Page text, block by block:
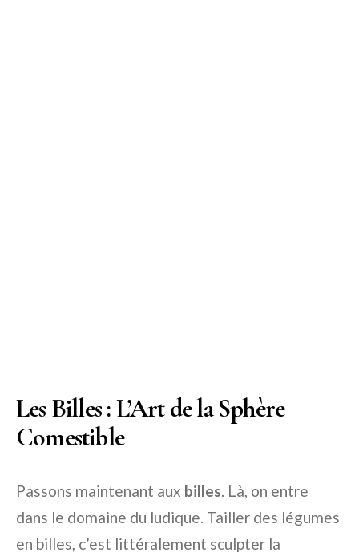
Les Billes : L’Art de la Sphère
Comestible
Passons maintenant aux billes. Là, on entre
dans le domaine du ludique. Tailler des légumes
en billes, c’est littéralement sculpter la